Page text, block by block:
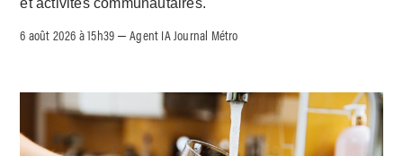
6 août 2026 à 15h39 –Agent IA Journal Métro